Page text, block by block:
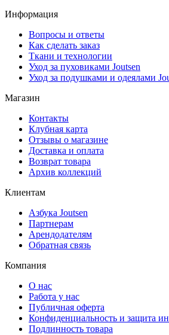
Информация
Вопросы и ответы
Как сделать заказ
Ткани и технологии
Уход за пуховиками Joutsen
Уход за подушками и одеялами
Магазин
Контакты
Клубная карта
Отзывы о магазине
Доставка и оплата
Возврат товара
Архив коллекций
Клиентам
Азбука Joutsen
Партнерам
Арендодателям
Обратная связь
Компания
О нас
Работа у нас
Публичная оферта
Конфиденциальность и защита
Подлинность товара